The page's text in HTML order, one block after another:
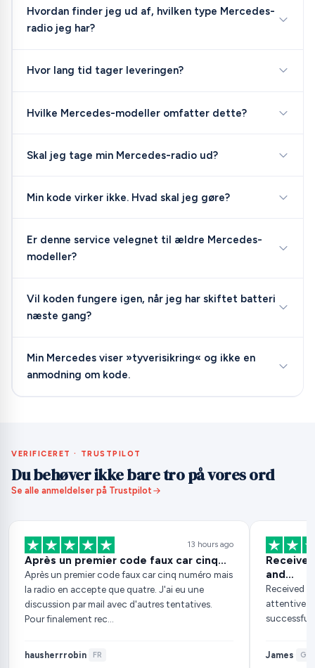
Hvordan finder jeg ud af, hvilken type Mercedes-
radio jeg har?
Hvor lang tid tager leveringen?
Hvilke Mercedes-modeller omfatter dette?
Skal jeg tage min Mercedes-radio ud?
Min kode virker ikke. Hvad skal jeg gøre?
Er denne service velegnet til ældre Mercedes-
modeller?
Vil koden fungere igen, når jeg har skiftet batteri
næste gang?
Min Mercedes viser »tyverisikring« og ikke en
anmodning om kode.
VERIFICERET · TRUSTPILOT
Du behøver ikke bare tro på vores ord
Se alle anmeldelser på Trustpilot
13 hours ago
Après un premier code faux car cinq…
Après un premier code faux car cinq numéro mais
la radio en accepte que quatre. J'ai eu une
discussion par mail avec d'autres tentatives.
Pour finalement rec…
hausherrrobin· FR
Received the
and…
Received the correct
attentive
James· GB